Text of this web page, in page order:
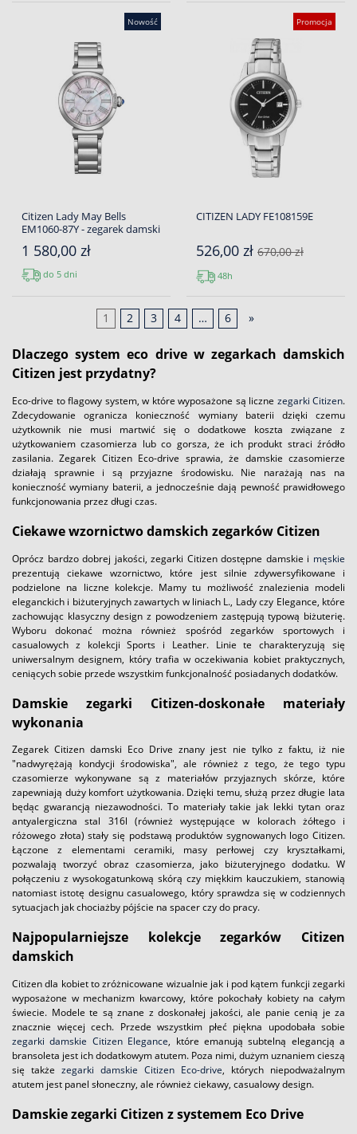
Nowość
Citizen Lady May Bells
EM1060-87Y - zegarek damski
1 580,00 zł
do 5 dni
Promocja
CITIZEN LADY FE108159E
526,00 zł 670,00 zł
48h
1 2 3 4 … 6 »
Dlaczego system eco drive w zegarkach damskich
Citizen jest przydatny?
Eco-drive to flagowy system, w które wyposażone są liczne zegarki Citizen.
Zdecydowanie ogranicza konieczność wymiany baterii dzięki czemu
użytkownik nie musi martwić się o dodatkowe koszta związane z
użytkowaniem czasomierza lub co gorsza, że ich produkt straci źródło
zasilania. Zegarek Citizen Eco-drive sprawia, że damskie czasomierze
działają sprawnie i są przyjazne środowisku. Nie narażają nas na
konieczność wymiany baterii, a jednocześnie dają pewność prawidłowego
funkcjonowania przez długi czas.
Ciekawe wzornictwo damskich zegarków Citizen
Oprócz bardzo dobrej jakości, zegarki Citizen dostępne damskie i męskie
prezentują ciekawe wzornictwo, które jest silnie zdywersyfikowane i
podzielone na liczne kolekcje. Mamy tu możliwość znalezienia modeli
eleganckich i biżuteryjnych zawartych w liniach L., Lady czy Elegance, które
zachowując klasyczny design z powodzeniem zastępują typową biżuterię.
Wyboru dokonać można również spośród zegarków sportowych i
casualowych z kolekcji Sports i Leather. Linie te charakteryzują się
uniwersalnym designem, który trafia w oczekiwania kobiet praktycznych,
ceniących sobie przede wszystkim funkcjonalność posiadanych dodatków.
Damskie zegarki Citizen-doskonałe materiały
wykonania
Zegarek Citizen damski Eco Drive znany jest nie tylko z faktu, iż nie
"nadwyrężają kondycji środowiska", ale również z tego, że tego typu
czasomierze wykonywane są z materiałów przyjaznych skórze, które
zapewniają duży komfort użytkowania. Dzięki temu, służą przez długie lata
będąc gwarancją niezawodności. To materiały takie jak lekki tytan oraz
antyalergiczna stal 316l (również występujące w kolorach żółtego i
różowego złota) stały się podstawą produktów sygnowanych logo Citizen.
Łączone z elementami ceramiki, masy perłowej czy kryształkami,
pozwalają tworzyć obraz czasomierza, jako biżuteryjnego dodatku. W
połączeniu z wysokogatunkową skórą czy miękkim kauczukiem, stanowią
natomiast istotę designu casualowego, który sprawdza się w codziennych
sytuacjach jak chociażby pójście na spacer czy do pracy.
Najpopularniejsze kolekcje zegarków Citizen
damskich
Citizen dla kobiet to zróżnicowane wizualnie jak i pod kątem funkcji zegarki
wyposażone w mechanizm kwarcowy, które pokochały kobiety na całym
świecie. Modele te są znane z doskonałej jakości, ale panie cenią je za
znacznie więcej cech. Przede wszystkim płeć piękna upodobała sobie
zegarki damskie Citizen Elegance, które emanują subtelną elegancją a
bransoleta jest ich dodatkowym atutem. Poza nimi, dużym uznaniem cieszą
się także zegarki damskie Citizen Eco-drive, których niepodważalnym
atutem jest panel słoneczny, ale również ciekawy, casualowy design.
Damskie zegarki Citizen z systemem Eco Drive